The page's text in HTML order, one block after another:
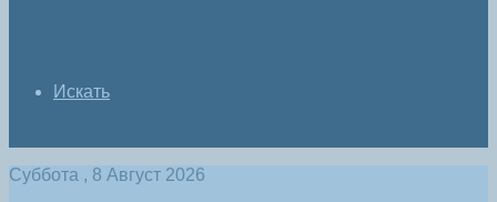
Искать
Суббота , 8 Август 2026